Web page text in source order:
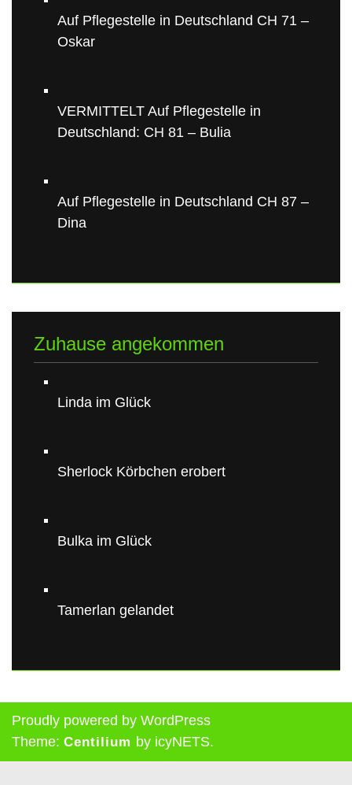
Auf Pflegestelle in Deutschland CH 71 –
Oskar
VERMITTELT Auf Pflegestelle in
Deutschland: CH 81 – Bulia
Auf Pflegestelle in Deutschland CH 87 –
Dina
Zuhause angekommen
Linda im Glück
Sherlock Körbchen erobert
Bulka im Glück
Tamerlan gelandet
Proudly powered by WordPress
Theme: Centilium by icyNETS.